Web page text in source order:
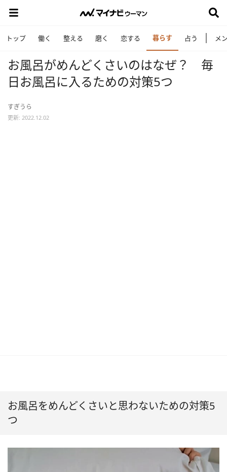
トップ 働く 整える 磨く 恋する 暮らす 占う メ
お風呂がめんどくさいのはなぜ？ 毎
日お風呂に入るための対策5つ
すぎうら
更新: 2022.12.02
お風呂をめんどくさいと思わないための対策5
つ